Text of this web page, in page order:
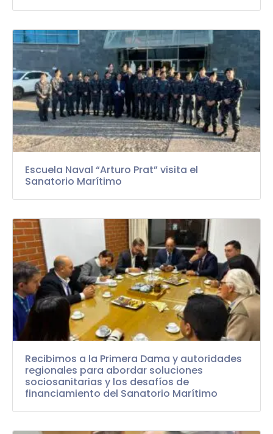
Escuela Naval “Arturo Prat” visita el
Sanatorio Marítimo
Recibimos a la Primera Dama y autoridades
regionales para abordar soluciones
sociosanitarias y los desafíos de
financiamiento del Sanatorio Marítimo